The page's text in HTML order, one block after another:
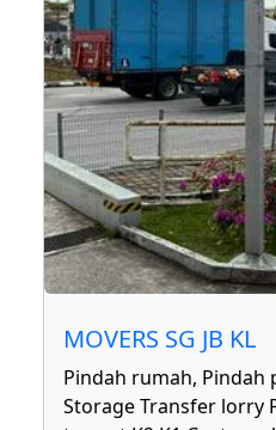
MOVERS SG JB KL
Pindah rumah, Pindah
Storage Transfer lorry